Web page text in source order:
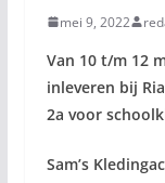
mei 9, 2022
Van 10 t/m 12
inleveren bij
2a voor
Sam’s